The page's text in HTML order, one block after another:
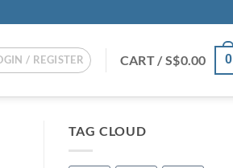
/ REGISTER CART /S$0.00 0
TAG CLOUD